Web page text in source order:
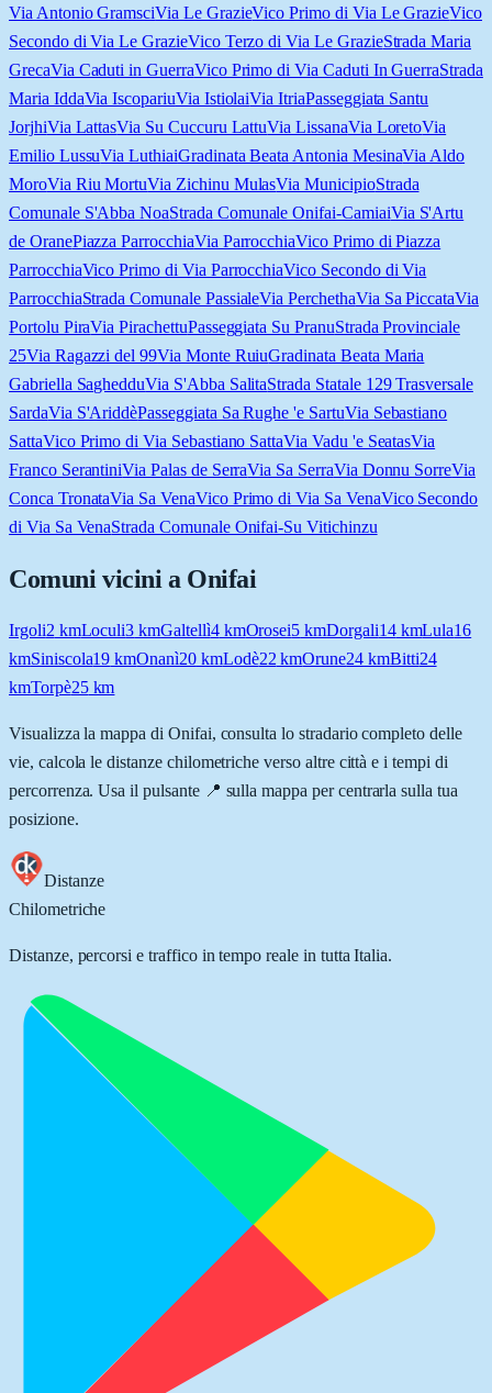
Via Antonio GramsciVia Le GrazieVico Primo di Via Le GrazieVico
Secondo di Via Le GrazieVico Terzo di Via Le GrazieStrada Maria
GrecaVia Caduti in GuerraVico Primo di Via Caduti In GuerraStrada
Maria IddaVia IscopariuVia IstiolaiVia ItriaPasseggiata Santu
JorjhiVia LattasVia Su Cuccuru LattuVia LissanaVia LoretoVia
Emilio LussuVia LuthiaiGradinata Beata Antonia MesinaVia Aldo
MoroVia Riu MortuVia Zichinu MulasVia MunicipioStrada
Comunale S'Abba NoaStrada Comunale Onifai-CamiaiVia S'Artu
de OranePiazza ParrocchiaVia ParrocchiaVico Primo di Piazza
ParrocchiaVico Primo di Via ParrocchiaVico Secondo di Via
ParrocchiaStrada Comunale PassialeVia PerchethaVia Sa PiccataVia
Portolu PiraVia PirachettuPasseggiata Su PranuStrada Provinciale
25Via Ragazzi del 99Via Monte RuiuGradinata Beata Maria
Gabriella SaghedduVia S'Abba SalitaStrada Statale 129 Trasversale
SardaVia S'AriddèPasseggiata Sa Rughe 'e SartuVia Sebastiano
SattaVico Primo di Via Sebastiano SattaVia Vadu 'e SeatasVia
Franco SerantiniVia Palas de SerraVia Sa SerraVia Donnu SorreVia
Conca TronataVia Sa VenaVico Primo di Via Sa VenaVico Secondo
di Via Sa VenaStrada Comunale Onifai-Su Vitichinzu
Comuni vicini a Onifai
Irgoli2 kmLoculi3 kmGaltellì4kmOrosei5 kmDorgali14kmLula16
kmSiniscola19 kmOnanì20kmLodè22 kmOrune24 kmBitti24
kmTorpè25km
Visualizza la mappa di Onifai, consulta lo stradario completo delle
vie, calcola le distanze chilometriche verso altre città e i tempi di
percorrenza. Usa il pulsante 📍 sulla mappa per centrarla sulla tua
posizione.
Distanze
Chilometriche
Distanze, percorsi e traffico in tempo reale in tutta Italia.